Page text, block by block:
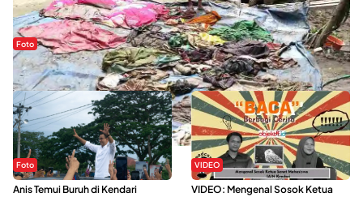
Foto
Sejak Banjir Bandang, Warga Butuhkan Air Bersih
Foto
Anis Temui Buruh di Kendari
VIDEO
VIDEO: Mengenal Sosok Ketua